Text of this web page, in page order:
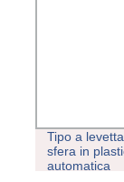
Tipo a
sfera in
automatica